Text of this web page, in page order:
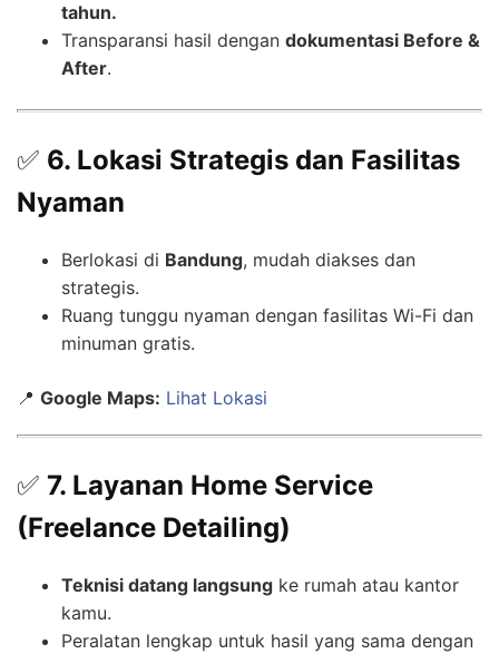
tahun.
Transparansi hasil dengan dokumentasi Before &
After.
✅ 6. Lokasi Strategis dan Fasilitas
Nyaman
Berlokasi di Bandung, mudah diakses dan
strategis.
Ruang tunggu nyaman dengan fasilitas Wi-Fi dan
minuman gratis.
📍 Google Maps: Lihat Lokasi
✅ 7. Layanan Home Service
(Freelance Detailing)
Teknisi datang langsung ke rumah atau kantor
kamu.
Peralatan lengkap untuk hasil yang sama dengan